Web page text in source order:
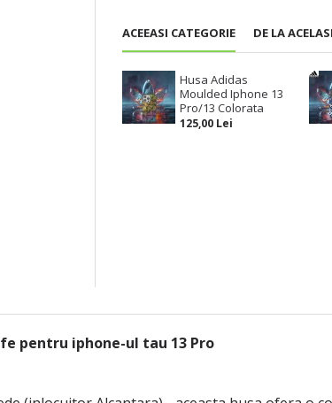
ACEEASI CATEGORIE DE LA
Husa Adidas
Moulded Iphone 13
Pro/13 Colorata
125,00 Lei
pentru iphone-ul tau 13 Pro